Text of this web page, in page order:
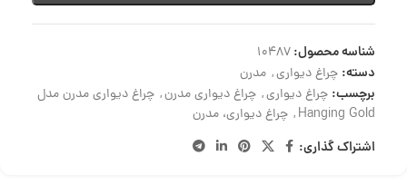
شناسه محصول:10487
دسته: چراغ دیواری, مدرن
برچسب: چراغ دیواری, چراغ دیواری مدرن, چراغ دیواری مدرن مدل
Hanging Gold
, چراغ دیواری، مدرن
اشتراک گذاری: